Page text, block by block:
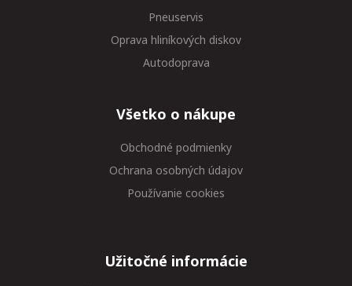
Pneuservis
Oprava hliníkových diskov
Autodoprava
Všetko o nákupe
Obchodné podmienky
Ochrana osobných údajov
Používanie cookies
Užitočné informácie